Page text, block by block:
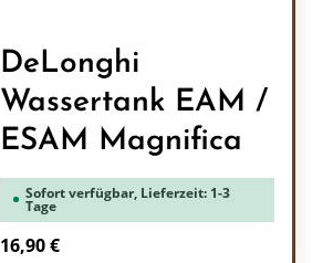
DeLonghi
Wassertank EAM /
ESAM Magnifica
Sofort verfügbar, Lieferzeit: 1-3
Tage
Regulärer Preis:
16,90 €